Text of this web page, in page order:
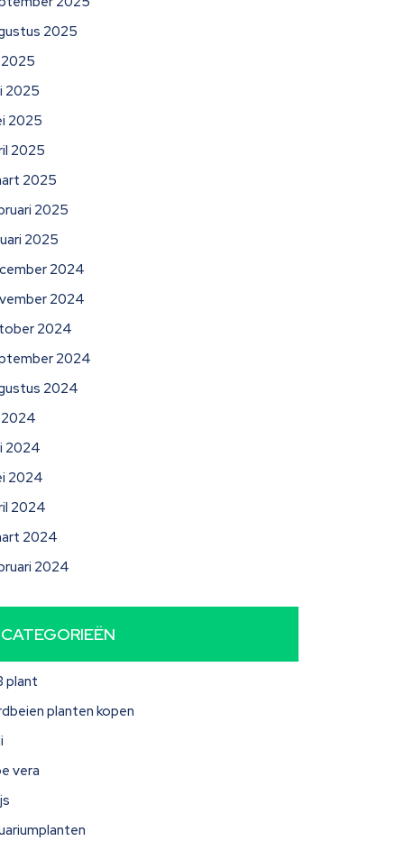
2025
2025
2025
2025
2025
2025
2025
2025
2024
2024
2024
2024
2024
2024
2024
2024
2024
2024
2024
CATEGORIEËN
plant
planten kopen
vera